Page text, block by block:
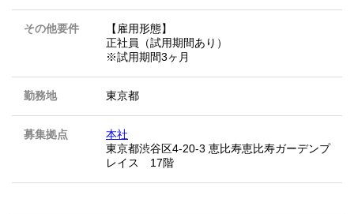
その他要件
【雇用形態】
正社員（試用期間あり）
※試用期間3ヶ月
勤務地 東京都
募集拠点
本社
東京都渋谷区4-20-3 恵比寿恵比寿ガーデンプ
レイス 17階